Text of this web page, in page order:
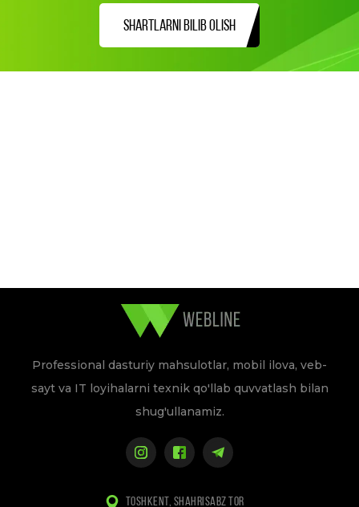
SHARTLARNI BILIB OLISH
Professional dasturiy mahsulotlar, mobil ilova, veb-
sayt va IT loyihalarni texnik qo'llab quvvatlash bilan
shug'ullanamiz.
TOSHKENT, SHAHRISABZ TOR